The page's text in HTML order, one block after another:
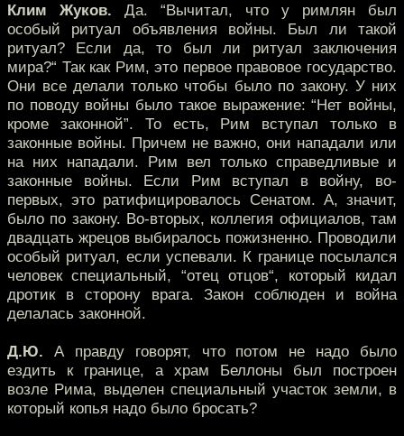
Клим Жуков. Да. “Вычитал, что у римлян был
особый ритуал объявления войны. Был ли такой
ритуал? Если да, то был ли ритуал заключения
мира?“ Так как Рим, это первое правовое государство.
Они все делали только чтобы было по закону. У них
по поводу войны было такое выражение: “Нет войны,
кроме законной”. То есть, Рим вступал только в
законные войны. Причем не важно, они нападали или
на них нападали. Рим вел только справедливые и
законные войны. Если Рим вступал в войну, во-
первых, это ратифицировалось Сенатом. А, значит,
было по закону. Во-вторых, коллегия официалов, там
двадцать жрецов выбиралось пожизненно. Проводили
особый ритуал, если успевали. К границе посылался
человек специальный, “отец отцов“, который кидал
дротик в сторону врага. Закон соблюден и война
делалась законной.
Д.Ю. А правду говорят, что потом не надо было
ездить к границе, а храм Беллоны был построен
возле Рима, выделен специальный участок земли, в
который копья надо было бросать?